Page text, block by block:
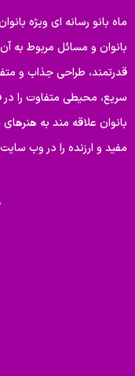
ماه بانو رسانه ای ویژه
بانوان و مسائل مربوط به
قدرتمند، طراحی جذاب و
سریع، محیطی متفاوت را در
بانوان علاقه مند به
مفید و ارزنده را در وب